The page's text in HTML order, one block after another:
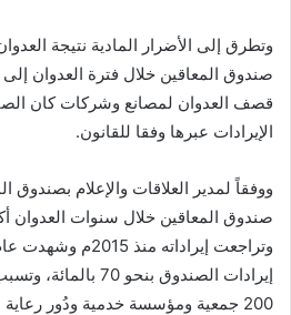
وتطرق إلى الأضرار المادية نتيجة
قصف العدوان لمصانع وشركات كان
الإيرادات عبرها وفقا للقانون.
ووفقاً لمدير العلاقات والإعلام بصندوق
إيرادات الصندوق
200 جمعية ومؤسسة خدمية ودُور